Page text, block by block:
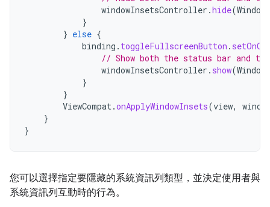
windowInsetsController .hide(
}
} else {
binding . toggleFullscreenButton .
// Show both the status bar and
windowInsetsController . show(
}
}
ViewCompat.onApplyWindowInsets(view,
}
}
您可以選擇指定要隱藏的系統資訊列類型，並決定使用者與
系統資訊列互動時的行為。